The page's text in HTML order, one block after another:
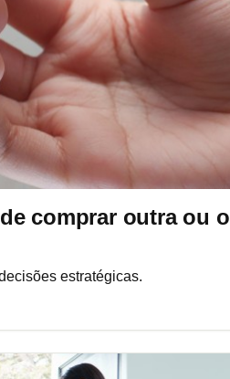
comprar outra ou o
estratégicas.